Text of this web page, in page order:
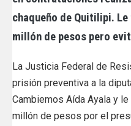
chaqueño de Quitilipi.
millón de pesos pero
La Justicia Federal de
prisión preventiva a la
Cambiemos Aída Ayala y
millón de pesos por el